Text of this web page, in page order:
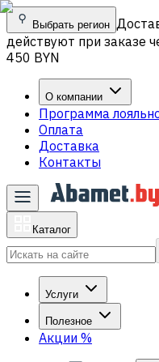
Выбрать регион
действуют при заказе
450 BYN
О компании
Программа
Оплата
Доставка
Контакты
Каталог
Услуги
Полезное
Акции %